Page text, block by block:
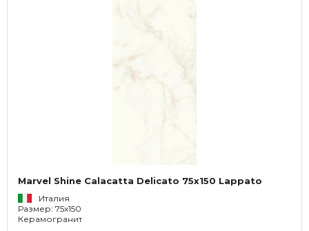
Marvel Shine Calacatta Delicato 75x150 Lappato
Италия
Размер: 75x150
Керамогранит